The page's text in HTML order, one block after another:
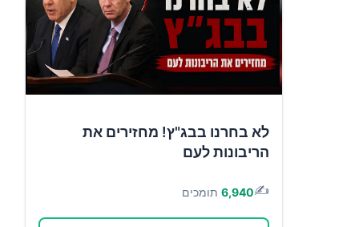
לא בחרנו בבג"ץ! מחזירים את
הריבונות לעם
✍️
6,940 תומכים